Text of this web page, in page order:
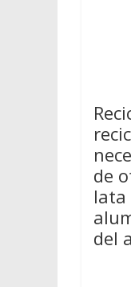
de
lata
del